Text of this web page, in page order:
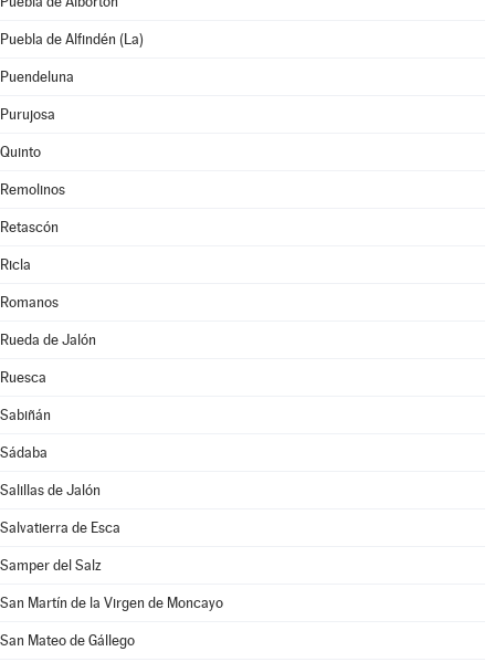
Puebla de Alfindén (La)
Puendeluna
Purujosa
Quinto
Remolinos
Retascón
Ricla
Romanos
Rueda de Jalón
Ruesca
Sabiñán
Sádaba
Salillas de Jalón
Salvatierra de Esca
Samper del Salz
San Martín de la Virgen de Moncayo
San Mateo de Gállego